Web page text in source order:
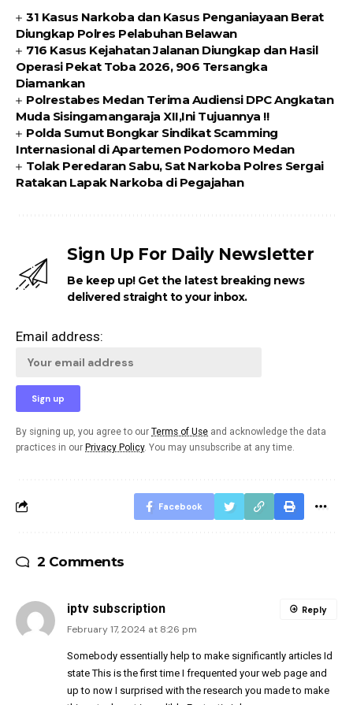
31 Kasus Narkoba dan Kasus Penganiayaan Berat
Diungkap Polres Pelabuhan Belawan
716 Kasus Kejahatan Jalanan Diungkap dan Hasil
Operasi Pekat Toba 2026, 906 Tersangka
Diamankan
Polrestabes Medan Terima Audiensi DPC Angkatan
Muda Sisingamangaraja XII,Ini Tujuannya !!
Polda Sumut Bongkar Sindikat Scamming
Internasional di Apartemen Podomoro Medan
Tolak Peredaran Sabu, Sat Narkoba Polres Sergai
Ratakan Lapak Narkoba di Pegajahan
Sign Up For Daily Newsletter
Be keep up! Get the latest breaking news
delivered straight to your inbox.
Email address:
By signing up, you agree to our Terms of Use and acknowledge the data
practices in our Privacy Policy. You may unsubscribe at any time.
Facebook
2 Comments
iptv subscription
February 17, 2024 at 8:26 pm
Somebody essentially help to make significantly articles Id
state This is the first time I frequented your web page and
up to now I surprised with the research you made to make
Reply